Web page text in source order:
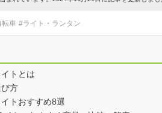
転車 #ライト・ランタン
トとは
方
トおすすめ8選